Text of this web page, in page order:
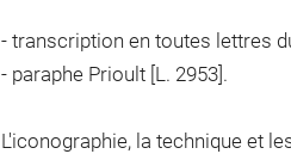
- transcription en toutes lettres
- paraphe Prioult [L. 2953].
L'iconographie, la technique et